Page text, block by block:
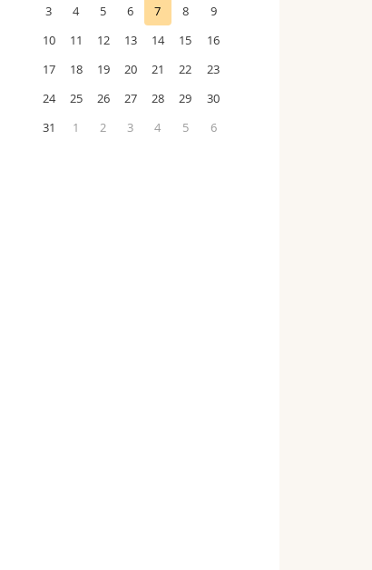
3
4 5 6 7 8
9
10
11 12 13 14 15
16
17
18 19 20 21 22
23
24
25 26 27 28 29
30
31
1 2 3 4 5 6